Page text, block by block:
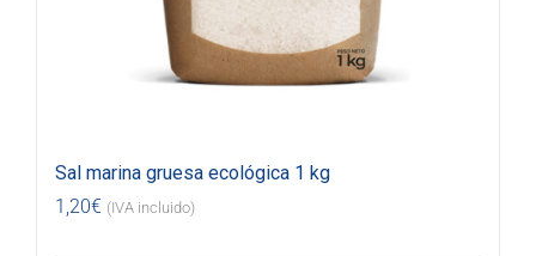
Sal marina gruesa ecológica 1 kg
1,20€ (IVA incluido)